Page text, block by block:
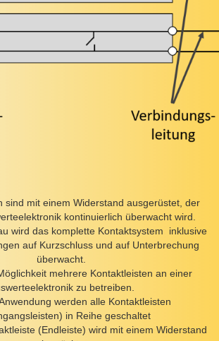
sind mit einem Widerstand ausgerüstet, der
kontinuierlich überwacht wird.
wird das komplette Kontaktsystem inklusive
auf Kurzschluss und auf Unterbrechung
überwacht.
mehrere Kontaktleisten an einer
zu betreiben.
werden alle Kontaktleisten
in Reihe geschaltet
(Endleiste) wird mit einem Widerstand